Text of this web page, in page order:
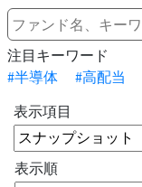
注目キーワード
#半導体
#高配当
表示項目
表示順